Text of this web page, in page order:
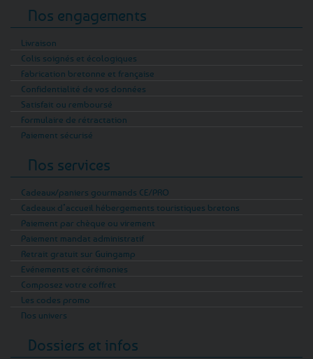
Nos engagements
Livraison
Colis soignés et écologiques
Fabrication bretonne et française
Confidentialité de vos données
Satisfait ou remboursé
Formulaire de rétractation
Paiement sécurisé
Nos services
Cadeaux/paniers gourmands CE/PRO
Cadeaux d’accueil hébergements touristiques bretons
Paiement par chèque ou virement
Paiement mandat administratif
Retrait gratuit sur Guingamp
Evénements et cérémonies
Composez votre coffret
Les codes promo
Nos univers
Dossiers et infos